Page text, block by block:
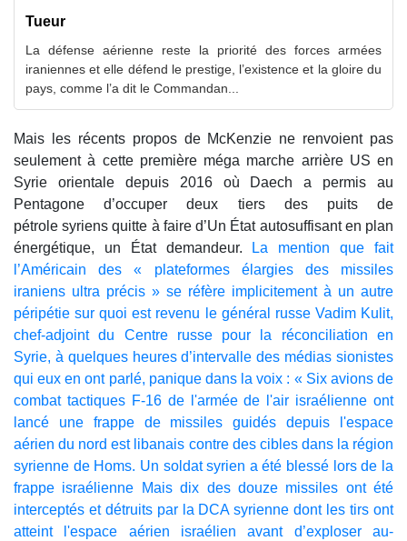
Tueur
La défense aérienne reste la priorité des forces armées
iraniennes et elle défend le prestige, l’existence et la gloire du
pays, comme l’a dit le Commandan...
Mais les récents propos de McKenzie ne renvoient pas
seulement à cette première méga marche arrière US en
Syrie orientale depuis 2016 où Daech a permis au
Pentagone d’occuper deux tiers des puits de
pétrole syriens quitte à faire d’Un État autosuffisant en plan
énergétique, un État demandeur. La mention que fait
l’Américain des « plateformes élargies des missiles
iraniens ultra précis » se réfère implicitement à un autre
péripétie sur quoi est revenu le général russe Vadim Kulit,
chef-adjoint du Centre russe pour la réconciliation en
Syrie, à quelques heures d’intervalle des médias sionistes
qui eux en ont parlé, panique dans la voix : « Six avions de
combat tactiques F-16 de l'armée de l'air israélienne ont
lancé une frappe de missiles guidés depuis l'espace
aérien du nord est libanais contre des cibles dans la région
syrienne de Homs. Un soldat syrien a été blessé lors de la
frappe israélienne Mais dix des douze missiles ont été
interceptés et détruits par la DCA syrienne dont les tirs ont
atteint l'espace aérien israélien avant d’exploser au-